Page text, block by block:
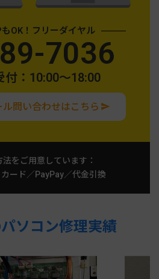
OK！フリーダイヤル
7036
付：10:00〜18:00
問い合わせはこちら
をご用意しています：
ード／PayPay／代金引換
ソコン修理実績